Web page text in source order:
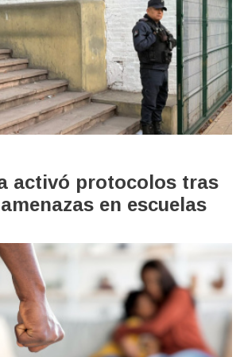
activó protocolos tras
en escuelas